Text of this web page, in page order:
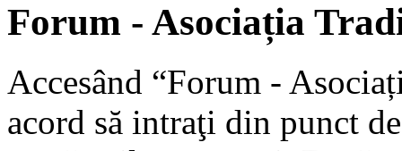
Forum - Asociația
Accesând “Forum -
acord să intraţi din punct